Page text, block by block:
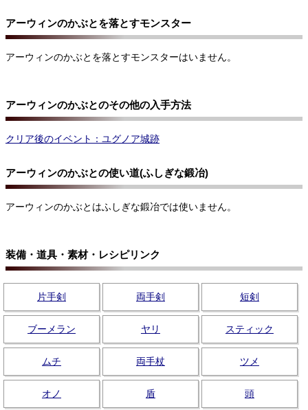
アーウィンのかぶとを落とすモンスター
アーウィンのかぶとを落とすモンスターはいません。
アーウィンのかぶとのその他の入手方法
クリア後のイベント：ユグノア城跡
アーウィンのかぶとの使い道(ふしぎな鍛冶)
アーウィンのかぶとはふしぎな鍛冶では使いません。
装備・道具・素材・レシピリンク
片手剣 両手剣 短剣
ブーメラン ヤリ スティック
ムチ 両手杖 ツメ
オノ 盾 頭